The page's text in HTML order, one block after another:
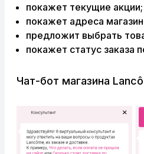
покажет текущие акции;
покажет адреса
предложит выбрать
покажет статус заказа
Чат-бот магазина